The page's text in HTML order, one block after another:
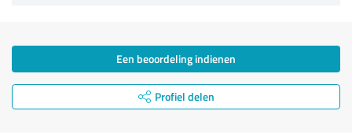
Een beoordeling indienen
Profiel delen